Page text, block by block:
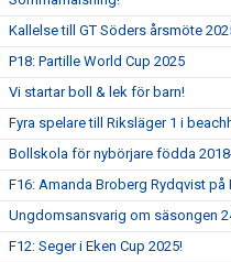
Kallelse till GT Söders årsmöte
P18: Partille World Cup 2025
Vi startar boll & lek för barn!
Fyra spelare till Riksläger 1 i
Bollskola för nybörjare födda
F16: Amanda Broberg Rydqvist på
Ungdomsansvarig om säsongen
F12: Seger i Eken Cup 2025!